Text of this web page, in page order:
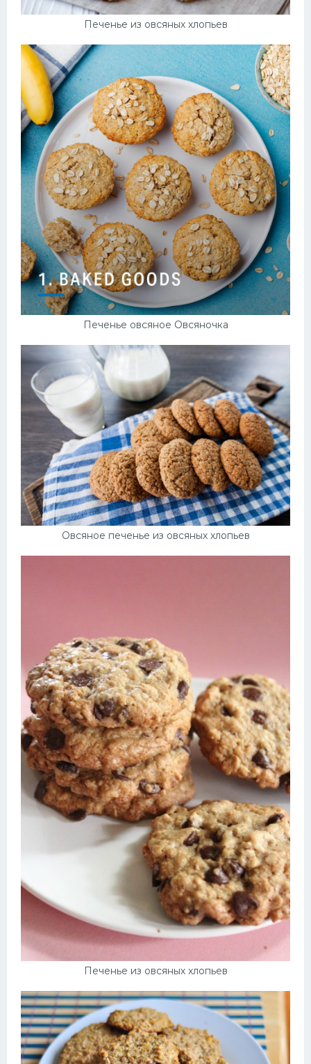
Печенье из овсяных хлопьев
Печенье овсяное Овсяночка
Овсяное печенье из овсяных хлопьев
Печенье из овсяных хлопьев